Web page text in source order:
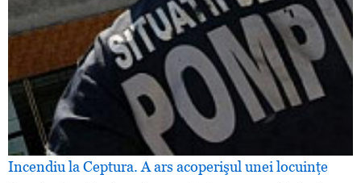
Incendiu la Ceptura. A ars acoperişul unei locuinţe